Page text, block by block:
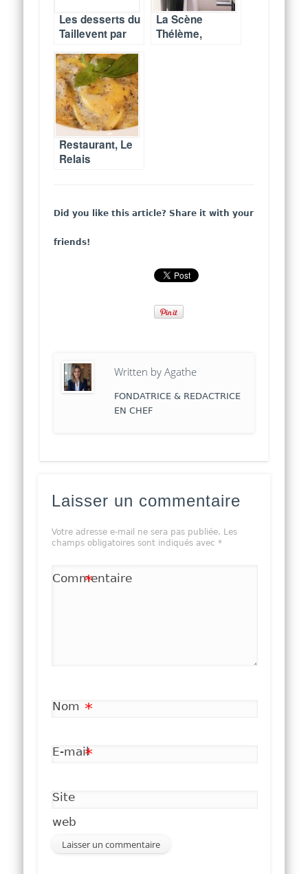
Les desserts du
Taillevent par
Daubinet
La Scène
Thélème,
Restaurant, Le
Relais
Did you like this article? Share it with your
friends!
Written byAgathe
FONDATRICE & REDACTRICE
EN CHEF
Laisser un commentaire
Votre adresse e-mail ne sera pas publiée. Les
champs obligatoires sont indiqués avec *
Commentaire
*
Nom *
E-mail*
Site
web